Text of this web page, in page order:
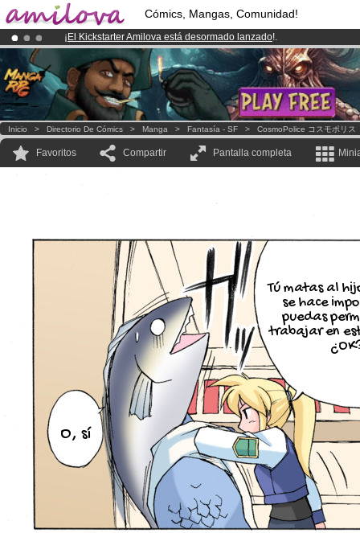
Cómics, Mangas, Comunidad!
¡ El Kickstarter Amilova está desormado lanzado!.
¡Conviertete en Premium por3.95 eurosal mes!Hazte Premium ya
¡Ya tenemos 100000miembrosy 1000 Cómics y Mangas!.
Inicio > Directorio De Cómics > Manga > Fantasía - SF > CosmoPolice コスモポリス
Favoritos Compartir Pantalla completa
Tú matas al
se hace
puedas
trabajar en
O, sí